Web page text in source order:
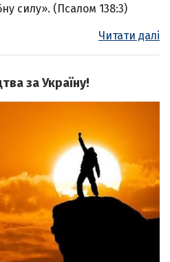
силу». (Псалом 138:3)
Читати далі
за Україну!